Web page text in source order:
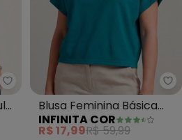
Blusa Feminina Básica
com Manga Curta (Azul)
INFINITA COR
R$ 17,99R$ 59,99